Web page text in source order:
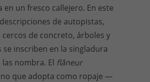
en un fresco callejero. En este
de autopistas,
cercos de concreto, árboles y
se inscriben en la singladura
nombra. El flâneur
que adopta como ropaje —